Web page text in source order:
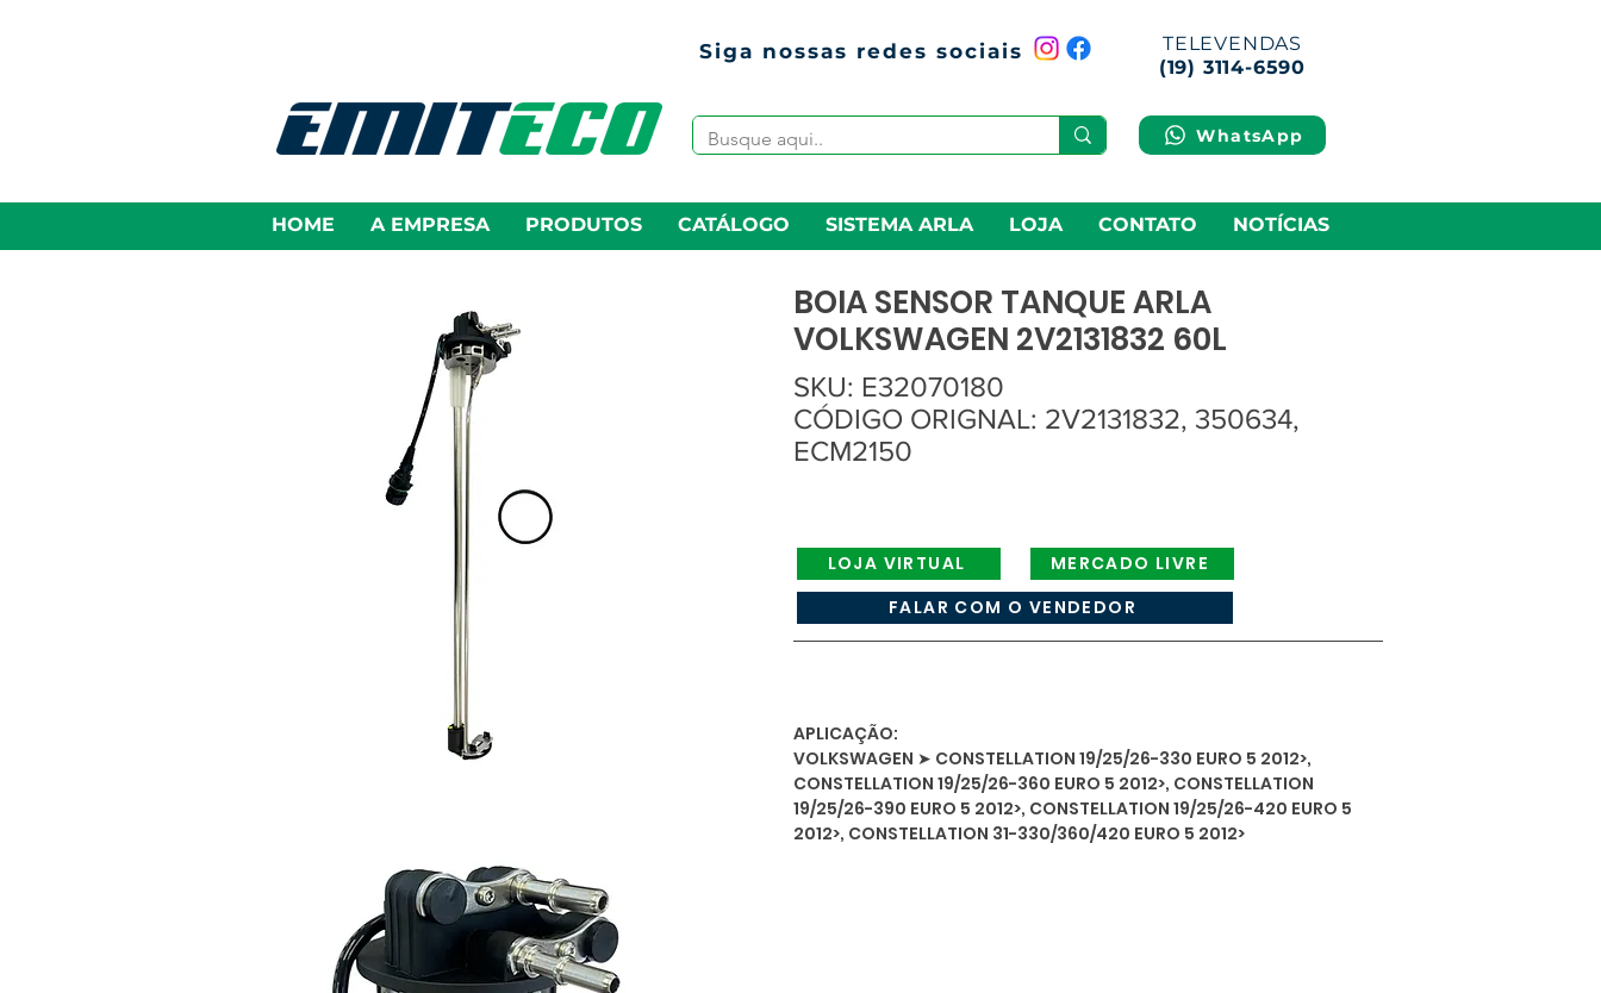
Siga nossas redes sociais
TELEVENDAS
(19) 3114-6590
WhatsApp
HOME A EMPRESA PRODUTOS CATÁLOGO SISTEMA ARLA LOJA CONTATO NOTÍCIAS
BOIA SENSOR TANQUE ARLA
VOLKSWAGEN 2V2131832 60L
SKU: E32070180
CÓDIGO ORIGNAL: 2V2131832, 350634,
ECM2150
LOJA VIRTUAL
MERCADO LIVRE
FALAR COM O VENDEDOR
APLICAÇÃO:
VOLKSWAGEN ➤ CONSTELLATION 19/25/26-330 EURO 5 2012>,
CONSTELLATION 19/25/26-360 EURO 5 2012>, CONSTELLATION
19/25/26-390 EURO 5 2012>, CONSTELLATION 19/25/26-420 EURO 5
2012>, CONSTELLATION 31-330/360/420 EURO 5 2012>